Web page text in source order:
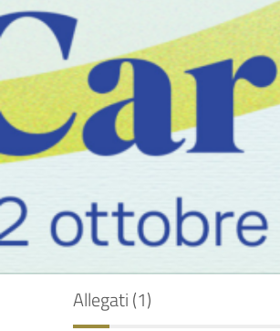
Allegati (1)